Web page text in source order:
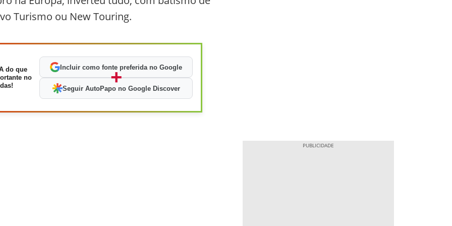
Turismo ou New Touring.
do que
no
Incluir como fonte preferida no Google
+
Seguir AutoPapo no Google Discover